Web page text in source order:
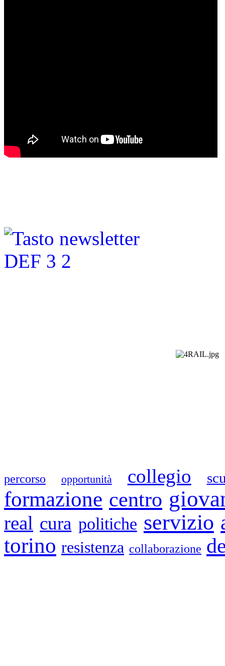
percorso opportunità collegio
formazione centro
real cura politiche servizio
torino resistenza collaborazione